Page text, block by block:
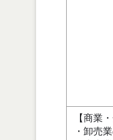
【商業
・卸売